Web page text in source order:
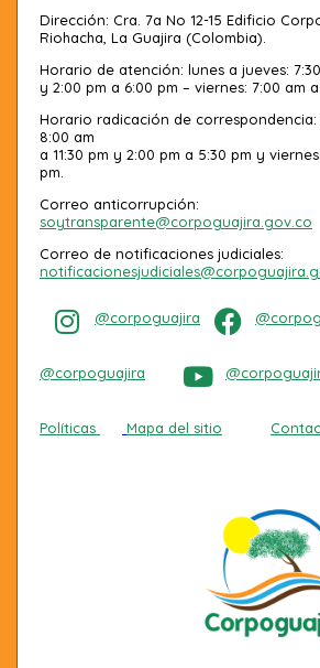
Dirección: Cra. 7a No 12-15 Edificio
Riohacha, La Guajira (Colombia).
Horario de atención: lunes a jueves:
y 2:00 pm a 6:00 pm – viernes: 7:00 am a
Horario radicación de correspondencia:
8:00 am
a 11:30 pm y 2:00 pm a 5:30 pm y
pm.
Correo anticorrupción:
soytransparente@corpoguajira.gov.co
Correo de notificaciones judiciales:
@corpoguajira
@corpoguajira
Políticas Mapa del sitio